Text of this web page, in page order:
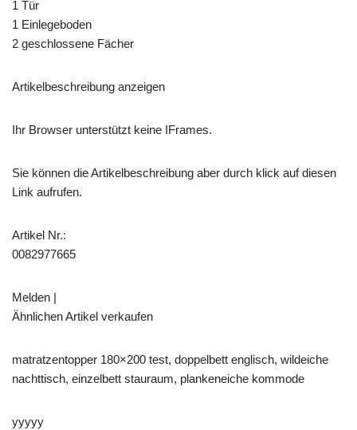
1 Tür
1 Einlegeboden
2 geschlossene Fächer
Artikelbeschreibung anzeigen
Ihr Browser unterstützt keine IFrames.
Sie können die Artikelbeschreibung aber durch klick auf diesen
Link aufrufen.
Artikel Nr.:
0082977665
Melden |
Ähnlichen Artikel verkaufen
matratzentopper 180×200 test, doppelbett englisch, wildeiche
nachttisch, einzelbett stauraum, plankeneiche kommode
yyyyy